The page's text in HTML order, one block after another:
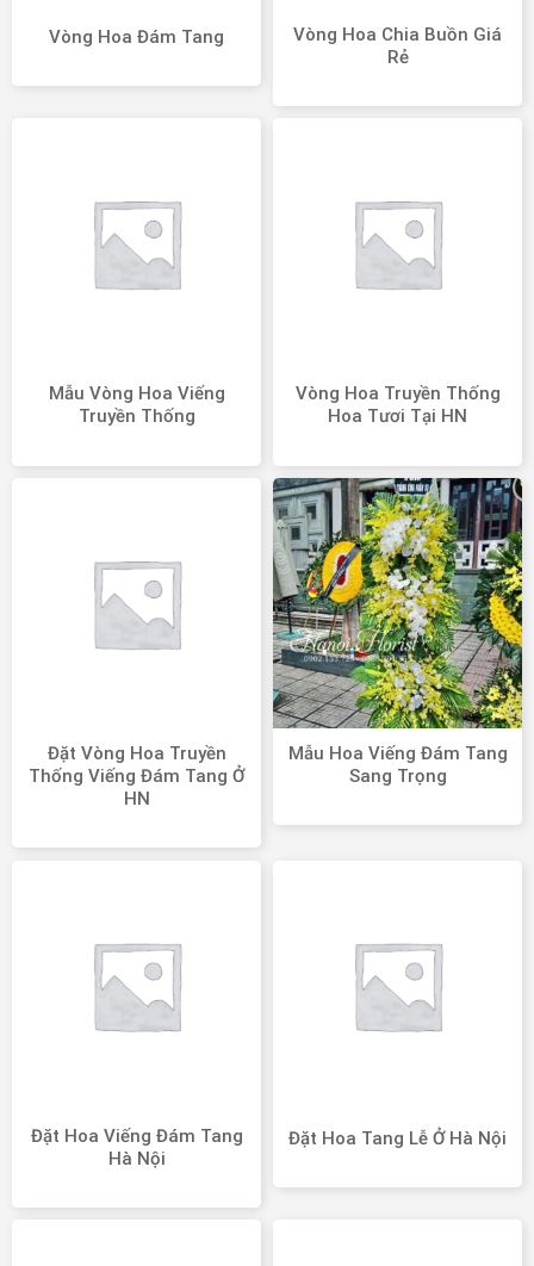
Vòng Hoa Đám Tang
Vòng Hoa Chia Buồn Giá
Rẻ
Mẫu Vòng Hoa Viếng
Truyền Thống
Vòng Hoa Truyền Thống
Hoa Tươi Tại HN
Đặt Vòng Hoa Truyền
Thống Viếng Đám Tang Ở
HN
Mẫu Hoa Viếng Đám Tang
Sang Trọng
Đặt Hoa Viếng Đám Tang
Hà Nội
Đặt Hoa Tang Lễ Ở Hà Nội